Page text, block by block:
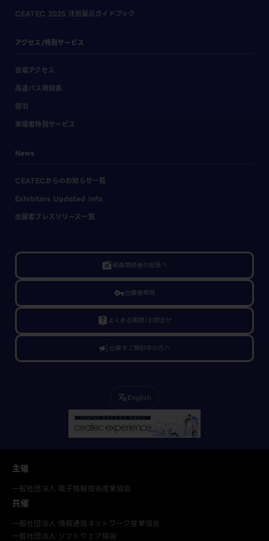
CEATEC 2025 注目展示ガイドブック
アクセス/特別サービス
会場アクセス
高速バス時刻表
宿泊
来場者特別サービス
News
CEATECからのお知らせ一覧
Exhibitors Updated Info
出展者プレスリリース一覧
linked_camera報道関係者の皆様へ
vpn_key出展者専用
live_help よくある質問/お問合せ
campaign出展をご検討中の方へ
translateEnglish
主催
一般社団法人 電子情報技術産業協会
共催
一般社団法人 情報通信ネットワーク産業協会
一般社団法人 ソフトウェア協会